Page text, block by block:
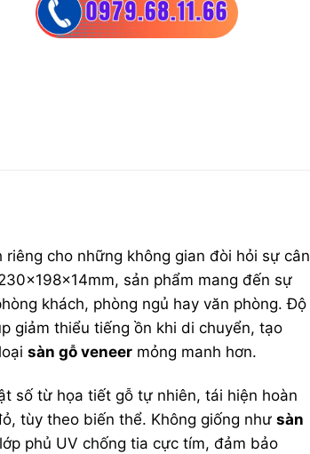
Bảo Hành: 20 năm (chống cong vênh, phai
Trầy Xước:AC4–AC5 (phù hợp khu
cao lưu lượng)
cho những không gian đòi hỏi sự cân
sản phẩm mang đến sự
khách, phòng ngủ hay văn phòng. Độ
giảm thiểu tiếng ồn khi di chuyển, tạo
sàn gỗ veneer mỏng manh hơn.
số từ họa tiết gỗ tự nhiên, tái hiện hoàn
tùy theo biến thể. Không giống như sàn
phủ UV chống tia cực tím, đảm bảo